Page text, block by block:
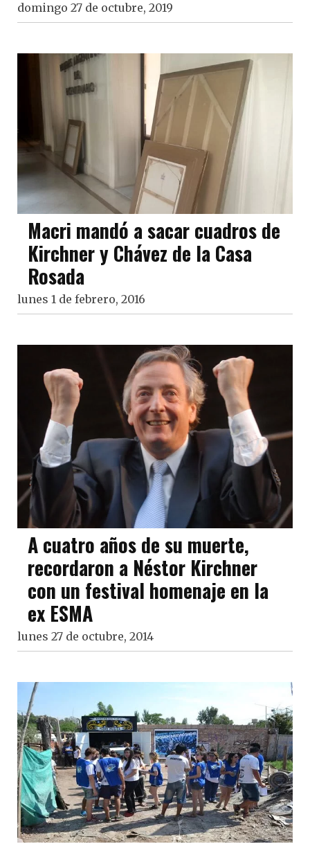
domingo 27 de octubre, 2019
Macri mandó a sacar cuadros de
Kirchner y Chávez de la Casa
Rosada
lunes 1 de febrero, 2016
A cuatro años de su muerte,
recordaron a Néstor Kirchner
con un festival homenaje en la
ex ESMA
lunes 27 de octubre, 2014